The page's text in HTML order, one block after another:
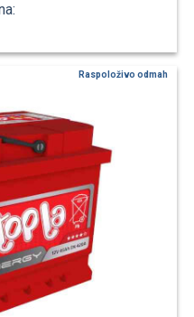
Raspoloživo odmah